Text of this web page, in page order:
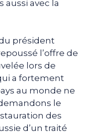
aussi avec la
président
l’offre de
lors de
a fortement
au monde ne
le
des
d’un traité